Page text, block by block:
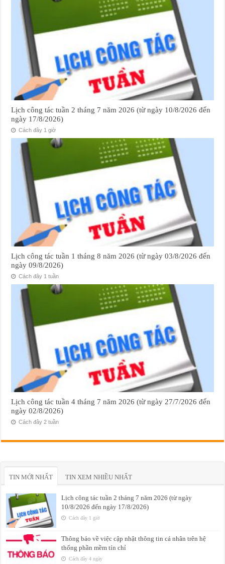
Lịch công tác tuần 2 tháng 7 năm 2026 (từ ngày 10/8/2026 đến
ngày 17/8/2026)
Cách đây 1 giờ
Lịch công tác tuần 1 tháng 8 năm 2026 (từ ngày 03/8/2026 đến
ngày 09/8/2026)
Cách đây 1 tuần
Lịch công tác tuần 4 tháng 7 năm 2026 (từ ngày 27/7/2026 đến
ngày 02/8/2026)
Cách đây 2 tuần
TIN MỚI NHẤT TIN XEM NHIỀU NHẤT
Lịch công tác tuần 2 tháng 7 năm 2026 (từ ngày
10/8/2026 đến ngày 17/8/2026)
Cách đây 1 giờ
Thông báo về việc cập nhật thông tin cá nhân trên hệ
thống phần mềm tín chỉ
Cách đây 4 ngày